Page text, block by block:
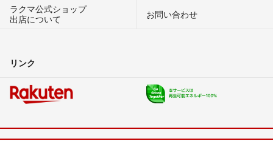
ラクマ公式ショップ
出店について
お問い合わせ
リンク